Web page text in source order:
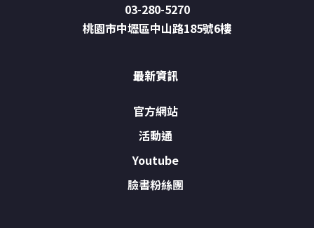
03-280-5270
桃園市中壢區中山路185號6樓
最新資訊
官方網站
活動通
Youtube
臉書粉絲團